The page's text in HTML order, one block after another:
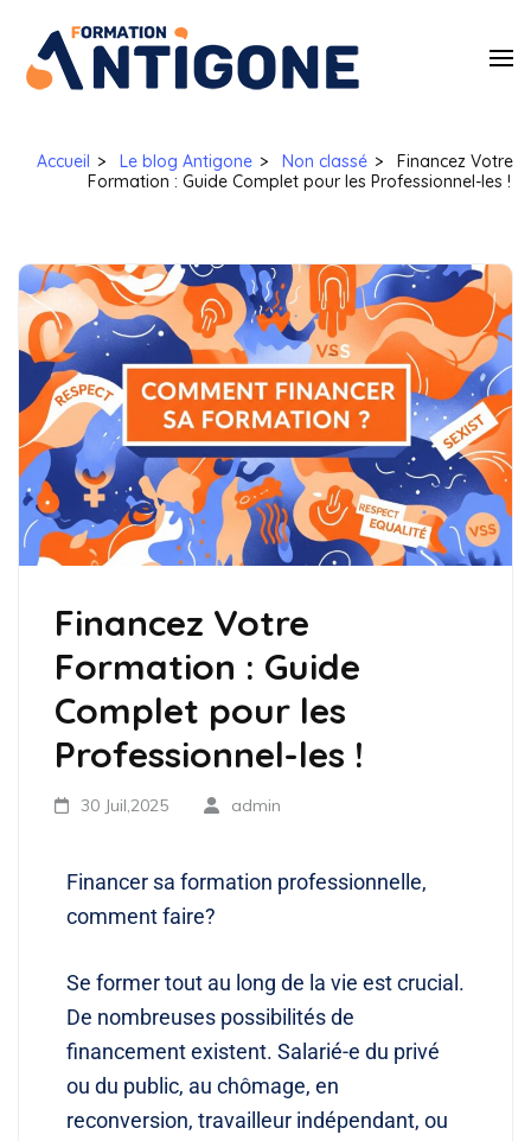
Antigone
Egalité des droits
et sexuelles
Accueil > Le blog Antigone > Non classé >
Financez Votre
Formation : Guide Complet pour les Professionnel-les !
Financez Votre
Formation : Guide
Complet pour les
Professionnel-les !
30 Juil,2025 admin
Financer sa formation professionnelle,
comment faire?
Se former tout au long de la vie est crucial.
De nombreuses possibilités de
financement existent. Salarié-e du privé
ou du public, au chômage, en
reconversion, travailleur indépendant, ou